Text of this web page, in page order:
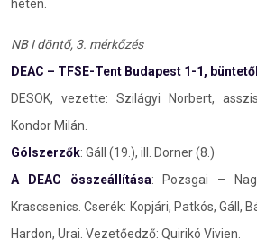
héten.
NB I döntő, 3. mérkőzés
DEAC – TFSE-Tent Budapest 1-1,
DESOK, vezette: Szilágyi Norbert,
Kondor Milán.
Gólszerzők: Gáll (19.), ill. Dorner (8.)
A DEAC összeállítása: Pozsgai –
Krascsenics. Cserék: Kopjári, Patkós, Gáll,
Hardon, Urai. Vezetőedző: Quirikó Vivien.